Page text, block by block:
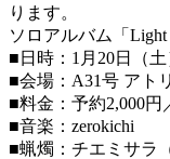
ります。
ソロアルバム「
■日時：1月20日（
■会場：A31号 アト
■料金：予約2,000
■音楽：zerokichi
■蝋燭：チエミサラ